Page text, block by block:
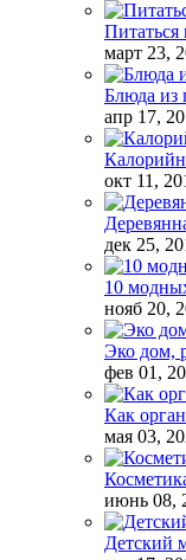
Питаться
март 23,
Блюда из
апр 17,
окт 11,
дек 25,
10
нояб 20,
Эко дом,
фев 01,
Как
мая 03,
июнь 08,
Детский